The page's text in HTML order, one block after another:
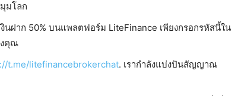
มโลก
นฝาก 50% บนแพลตฟอร์ม LiteFinance เพียงกรอกรหัสนี้ใน
คุณ
t.me/litefinancebrokerchat. เรากำลังแบ่งปันสัญญาณ